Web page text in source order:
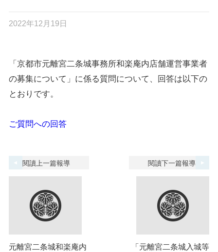
2022年12月19日
「京都市元離宮二条城事務所和楽庵内店舗運営事業者
の募集について」に係る質問について、回答は以下の
とおりです。
ご質問への回答
閱讀上一篇報導
元離宮二条城和楽庵内
閱讀下一篇報導
「元離宮二条城入城等